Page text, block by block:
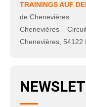
TRAININGS AUF
de Chenevières
Chenevières –
Chenevières, 54122